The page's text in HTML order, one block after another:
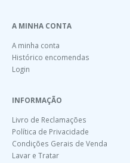
A MINHA CONTA
A minha conta
Histórico encomendas
Login
INFORMAÇÃO
Livro de Reclamações
Política de Privacidade
Condições Gerais de Venda
Lavar e Tratar